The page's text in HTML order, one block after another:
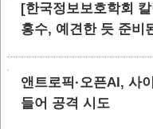
[한국정보보호학회
홍수, 예견한 듯 준비
앤트로픽·오픈AI, 사
들어 공격 시도